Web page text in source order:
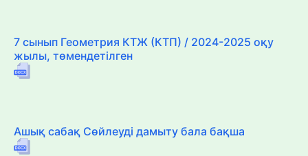
7 сынып Геометрия КТЖ (КТП) / 2024-2025 оқу
жылы, төмендетілген
Ашық сабақ Сөйлеуді дамыту бала бақша